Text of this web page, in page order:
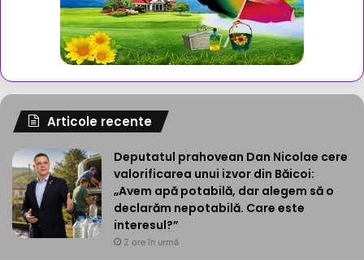
Articole recente
Deputatul prahovean Dan Nicolae cere
valorificarea unui izvor din Băicoi:
„Avem apă potabilă, dar alegem să o
declarăm nepotabilă. Care este
interesul?”
2 ore în urmă